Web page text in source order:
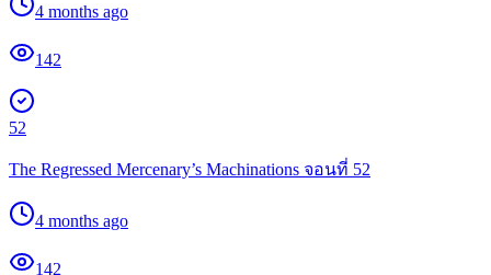
4 months ago
142
52
The Regressed Mercenary’s Machinations จอนที่ 52
4 months ago
142